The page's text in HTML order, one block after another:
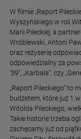
W filmie „Raport
Wyszyńskiego w roli
Marii Pileckiej, a
Wróblewski, Antoni
oraz reżyserię
odpowiedzialny za
’39”, „Karbala”, czy
„Raport Pileckiego” to
budżetem, które już 1
Witolda Pileckiego,
Takie historie trzeba
zachęcamy już od